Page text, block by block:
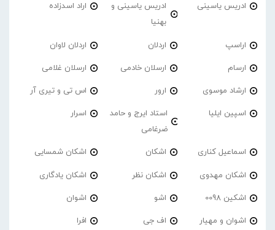
ادریس یاسینی
ادریس یاسینی و
بهنیا
اراد اسدزاده
اراسپ اردلان اردلان لاوان
ارسام ارسلان خادمی ارسلان غلامی
ارشاد موسوی ارور اس تی و تیری آر
اسپین ایلیا
استاد ایرج و حامد
ضرغامی
اسرار
اسماعیل کناری اشکان اشکان شمسایی
اشکان مهدوی اشکان نظر اشکان یادگاری
اشکین 0098 اشو اشوان
اشوان و مهیار اف جی افرا